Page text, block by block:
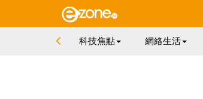
科技焦點 網絡生活